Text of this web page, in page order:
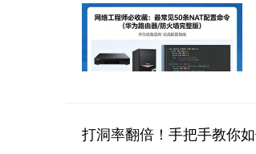
打洞率翻倍！手把手教你